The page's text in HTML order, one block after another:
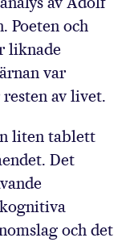
Poeten och
liknade
var
av livet.
liten tablett
Det
och det